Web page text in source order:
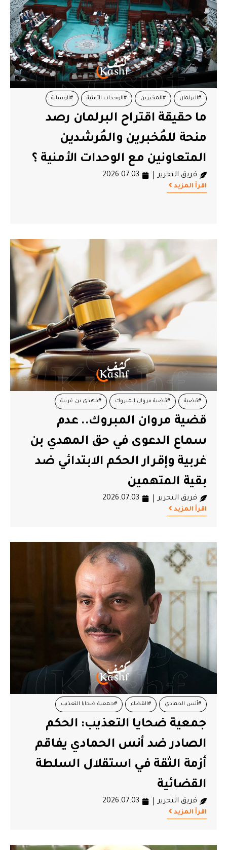
#البرلمان #المخبرين #الوحدات الأمنية #الوشاية
#منحة #نواب
ما حقيقة اقتراح البرلمان رصد
منحة للمُخبرين والمُرشدين
المتعاونين مع الوحدات الأمنية ؟
فريق التحرير 2026.07.03
اقرأ المزيد
#قضية #قضية مروان المبروك #مهدي بن غربية
قضية مروان المبروك.. عدم
سماع الدعوى في حق المهدي بن
غربية وإقرار الحكم الابتدائي ضد
بقية المتهمين
فريق التحرير 2026.07.03
اقرأ المزيد
#أنس الحمادي #القضاء #جمعية ضحايا التعذيب
#محاكمات
جمعية ضحايا التعذيب: الحكم
الصادر ضد أنس الحمادي يفاقم
أزمة الثقة في استقلال السلطة
القضائية
فريق التحرير 2026.07.03
اقرأ المزيد